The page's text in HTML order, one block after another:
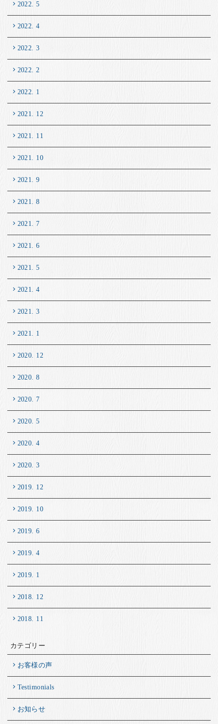
2022. 5
2022. 4
2022. 3
2022. 2
2022. 1
2021. 12
2021. 11
2021. 10
2021. 9
2021. 8
2021. 7
2021. 6
2021. 5
2021. 4
2021. 3
2021. 1
2020. 12
2020. 8
2020. 7
2020. 5
2020. 4
2020. 3
2019. 12
2019. 10
2019. 6
2019. 4
2019. 1
2018. 12
2018. 11
カテゴリー
お客様の声
Testimonials
お知らせ